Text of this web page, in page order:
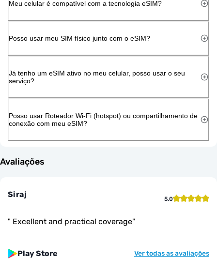
Meu celular é compatível com a tecnologia eSIM?
Posso usar meu SIM físico junto com o eSIM?
Já tenho um eSIM ativo no meu celular, posso usar o seu
serviço?
Posso usar Roteador Wi-Fi (hotspot) ou compartilhamento de
conexão com meu eSIM?
Avaliações
Siraj 5.0
" Excellent and practical coverage"
Play Store Ver todas as avaliações